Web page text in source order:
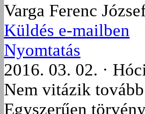
Varga Ferenc
Küldés e-mailben
Nyomtatás
2016. 03. 02. ·
Nem vitázik
Egyszerűen